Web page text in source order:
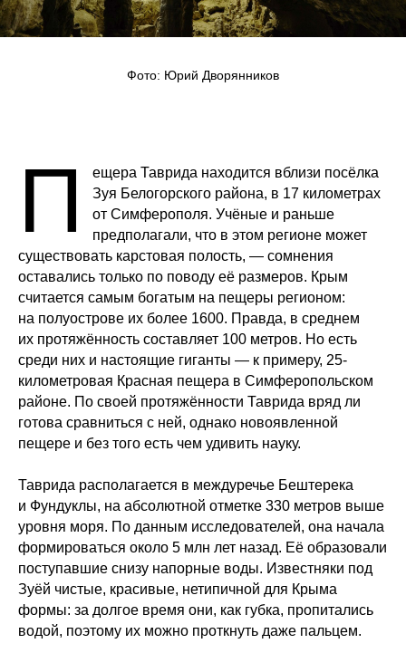
Фото: Юрий Дворянников
П
ещера Таврида находится вблизи посёлка
Зуя Белогорского района, в 17 километрах
от Симферополя. Учёные и раньше
предполагали, что в этом регионе может
существовать карстовая полость, — сомнения
оставались только по поводу её размеров. Крым
считается самым богатым на пещеры регионом:
на полуострове их более 1600. Правда, в среднем
их протяжённость составляет 100 метров. Но есть
среди них и настоящие гиганты — к примеру, 25-
километровая Красная пещера в Симферопольском
районе. По своей протяжённости Таврида вряд ли
готова сравниться с ней, однако новоявленной
пещере и без того есть чем удивить науку.
Таврида располагается в междуречье Бештерека
и Фундуклы, на абсолютной отметке 330 метров выше
уровня моря. По данным исследователей, она начала
формироваться около 5 млн лет назад. Её образовали
поступавшие снизу напорные воды. Известняки под
Зуёй чистые, красивые, нетипичной для Крыма
формы: за долгое время они, как губка, пропитались
водой, поэтому их можно проткнуть даже пальцем.